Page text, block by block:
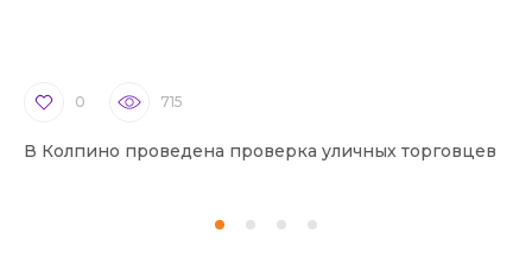
0 715
В Колпино проведена проверка уличных торговцев